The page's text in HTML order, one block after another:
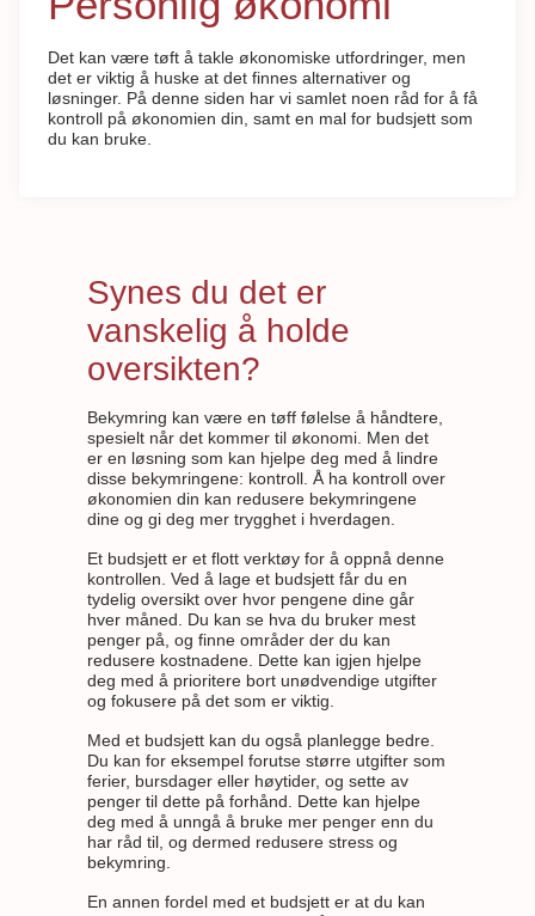
Det kan være tøft å takle økonomiske utfordringer, men
det er viktig å huske at det finnes alternativer og
løsninger. På denne siden har vi samlet noen råd for å få
kontroll på økonomien din, samt en mal for budsjett som
du kan bruke.
Synes du det er
vanskelig å holde
oversikten?
Bekymring kan være en tøff følelse å håndtere,
spesielt når det kommer til økonomi. Men det
er en løsning som kan hjelpe deg med å lindre
disse bekymringene: kontroll. Å ha kontroll over
økonomien din kan redusere bekymringene
dine og gi deg mer trygghet i hverdagen.
Et budsjett er et flott verktøy for å oppnå denne
kontrollen. Ved å lage et budsjett får du en
tydelig oversikt over hvor pengene dine går
hver måned. Du kan se hva du bruker mest
penger på, og finne områder der du kan
redusere kostnadene. Dette kan igjen hjelpe
deg med å prioritere bort unødvendige utgifter
og fokusere på det som er viktig.
Med et budsjett kan du også planlegge bedre.
Du kan for eksempel forutse større utgifter som
ferier, bursdager eller høytider, og sette av
penger til dette på forhånd. Dette kan hjelpe
deg med å unngå å bruke mer penger enn du
har råd til, og dermed redusere stress og
bekymring.
En annen fordel med et budsjett er at du kan